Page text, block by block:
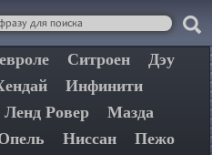
Ситроен
Дэу
Инфинити
Ленд Ровер
Мазда
Ниссан
Пежо